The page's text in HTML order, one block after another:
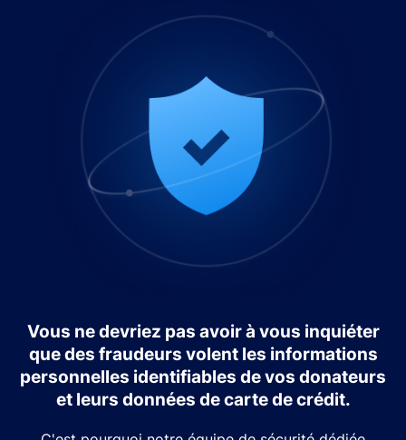
Vous ne devriez pas avoir à vous inquiéter
que des fraudeurs volent les informations
personnelles identifiables de vos donateurs
et leurs données de carte de crédit.